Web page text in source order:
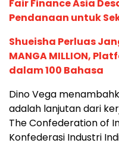
Fair Finance Asia
Pendanaan untuk
Shueisha Perluas
MANGA MILLION,
dalam 100 Bahasa
Dino Vega
adalah lanjutan dari
The Confederation of
Konfederasi Industri